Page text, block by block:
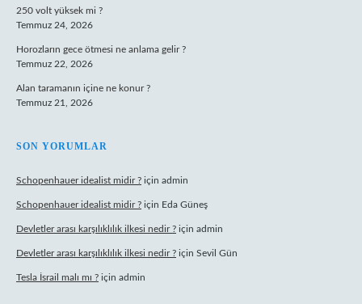
250 volt yüksek mi ?
Temmuz 24, 2026
Horozların gece ötmesi ne anlama gelir ?
Temmuz 22, 2026
Alan taramanın içine ne konur ?
Temmuz 21, 2026
SON YORUMLAR
Schopenhauer idealist midir ? için admin
Schopenhauer idealist midir ? için Eda Güneş
Devletler arası karşılıklılık ilkesi nedir ? için admin
Devletler arası karşılıklılık ilkesi nedir ? için Sevil Gün
Tesla İsrail malı mı ? için admin